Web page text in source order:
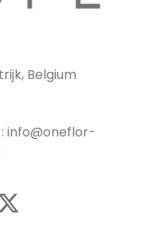
Belgium
info@oneflor-